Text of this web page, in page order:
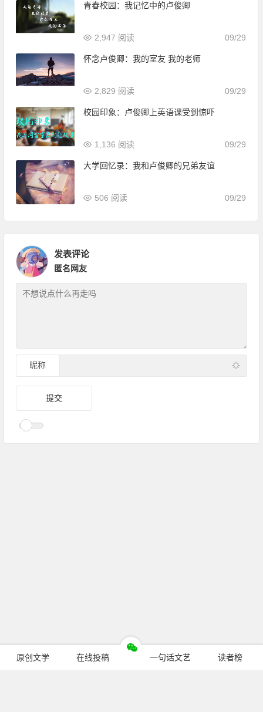
青春校园：我记忆中的卢俊卿
09/29
2,947 阅读
怀念卢俊卿：我的室友 我的老师
09/29
2,829 阅读
校园印象：卢俊卿上英语课受到惊吓
09/29
1,136 阅读
大学回忆录：我和卢俊卿的兄弟友谊
09/29
506 阅读
发表评论
匿名网友
昵称
原创文学 在线投稿 一句话文艺 读者榜